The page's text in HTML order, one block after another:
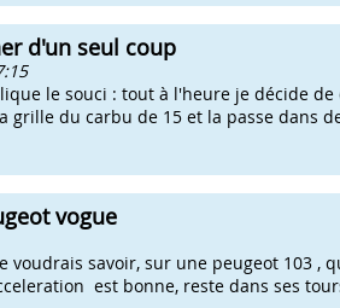
d'un seul coup
le souci : tout à l'heure je décide
grille du carbu de 15 et la passe dans
vogue
voudrais savoir, sur une peugeot 103 ,
est bonne, reste dans ses